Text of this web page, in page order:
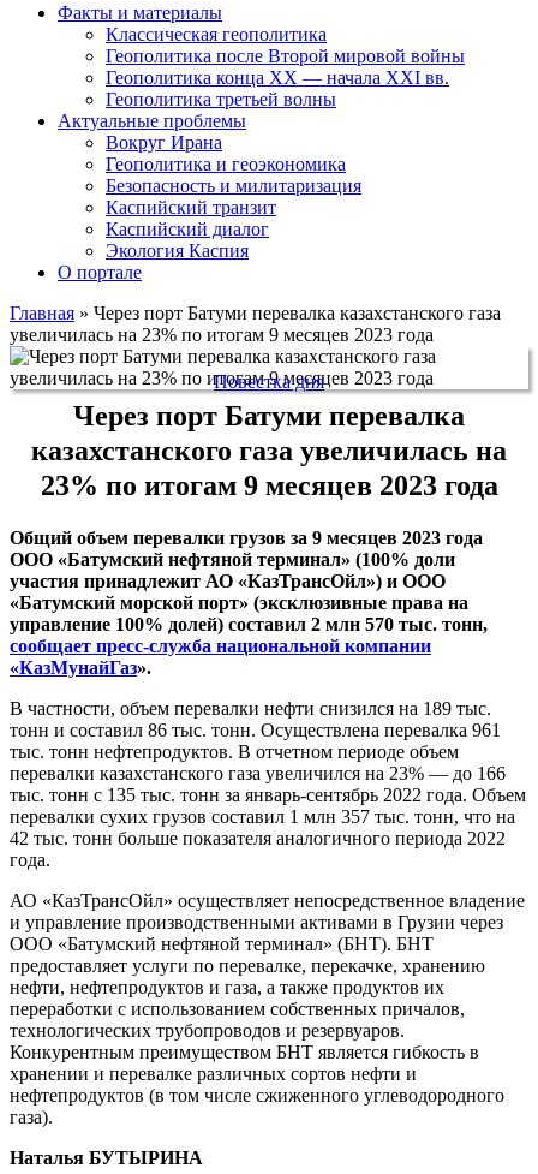
Факты и материалы
Классическая геополитика
Геополитика после Второй мировой войны
Геополитика конца XX — начала XXI вв.
Геополитика третьей волны
Актуальные проблемы
Вокруг Ирана
Геополитика и геоэкономика
Безопасность и милитаризация
Каспийский транзит
Каспийский диалог
Экология Каспия
О портале
Главная » Через порт Батуми перевалка казахстанского газа
увеличилась на 23% по итогам 9 месяцев 2023 года
Повестка дня
Через порт Батуми перевалка
казахстанского газа увеличилась на
23% по итогам 9 месяцев 2023 года
Общий объем перевалки грузов за 9 месяцев 2023 года
ООО «Батумский нефтяной терминал» (100% доли
участия принадлежит АО «КазТрансОйл») и ООО
«Батумский морской порт» (эксклюзивные права на
управление 100% долей) составил 2 млн 570 тыс. тонн,
сообщает пресс-служба национальной компании
«КазМунайГаз».
В частности, объем перевалки нефти снизился на 189 тыс.
тонн и составил 86 тыс. тонн. Осуществлена перевалка 961
тыс. тонн нефтепродуктов. В отчетном периоде объем
перевалки казахстанского газа увеличился на 23% — до 166
тыс. тонн с 135 тыс. тонн за январь-сентябрь 2022 года. Объем
перевалки сухих грузов составил 1 млн 357 тыс. тонн, что на
42 тыс. тонн больше показателя аналогичного периода 2022
года.
АО «КазТрансОйл» осуществляет непосредственное владение
и управление производственными активами в Грузии через
ООО «Батумский нефтяной терминал» (БНТ). БНТ
предоставляет услуги по перевалке, перекачке, хранению
нефти, нефтепродуктов и газа, а также продуктов их
переработки с использованием собственных причалов,
технологических трубопроводов и резервуаров.
Конкурентным преимуществом БНТ является гибкость в
хранении и перевалке различных сортов нефти и
нефтепродуктов (в том числе сжиженного углеводородного
газа).
Наталья БУТЫРИНА